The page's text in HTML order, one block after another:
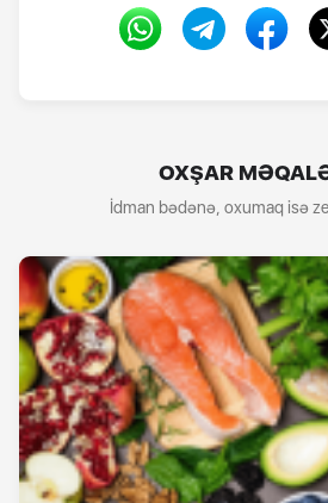
OXŞAR
İdman bədənə, oxumaq isə